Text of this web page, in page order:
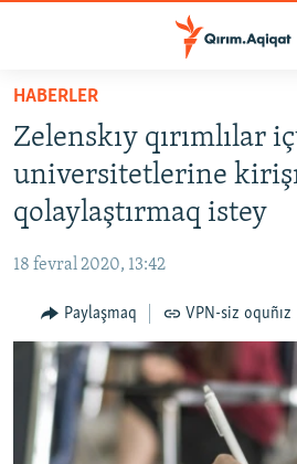
Esas
qaytmaq
Baş
navigatsiyağa
qaytmaq
Qıdıruvğa
HABERLER
İQTİSADİYAT
MEDENİYET
İNSAN AQLARI
VİDEO
SÜRET
BLOGLAR
HABERLER
Zelenskıy qırımlılar
universitetlerine
qolaylaştırmaq istey
18 fevral 2020, 13:42
Paylaşmaq VPN-siz oquñız